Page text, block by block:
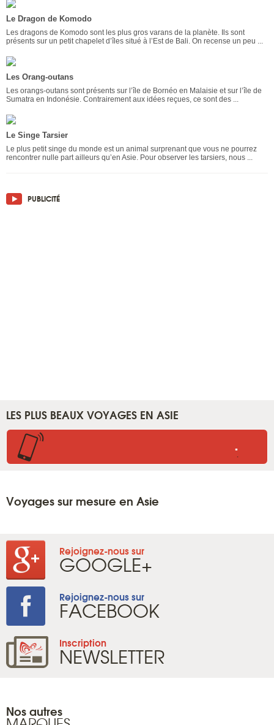
Le Dragon de Komodo
Les dragons de Komodo sont les plus gros varans de la planète. Ils sont
présents sur un petit chapelet d’îles situé à l’Est de Bali. On recense un peu ...
Les Orang-outans
Les orangs-outans sont présents sur l’île de Bornéo en Malaisie et sur l’île de
Sumatra en Indonésie. Contrairement aux idées reçues, ce sont des ...
Le Singe Tarsier
Le plus petit singe du monde est un animal surprenant que vous ne pourrez
rencontrer nulle part ailleurs qu’en Asie. Pour observer les tarsiers, nous ...
PUBLICITÉ
LES PLUS BEAUX VOYAGES EN ASIE
..
Voyages sur mesure en Asie
Rejoignez-nous sur
GOOGLE+
Rejoignez-nous sur
FACEBOOK
Inscription
NEWSLETTER
Nos autres